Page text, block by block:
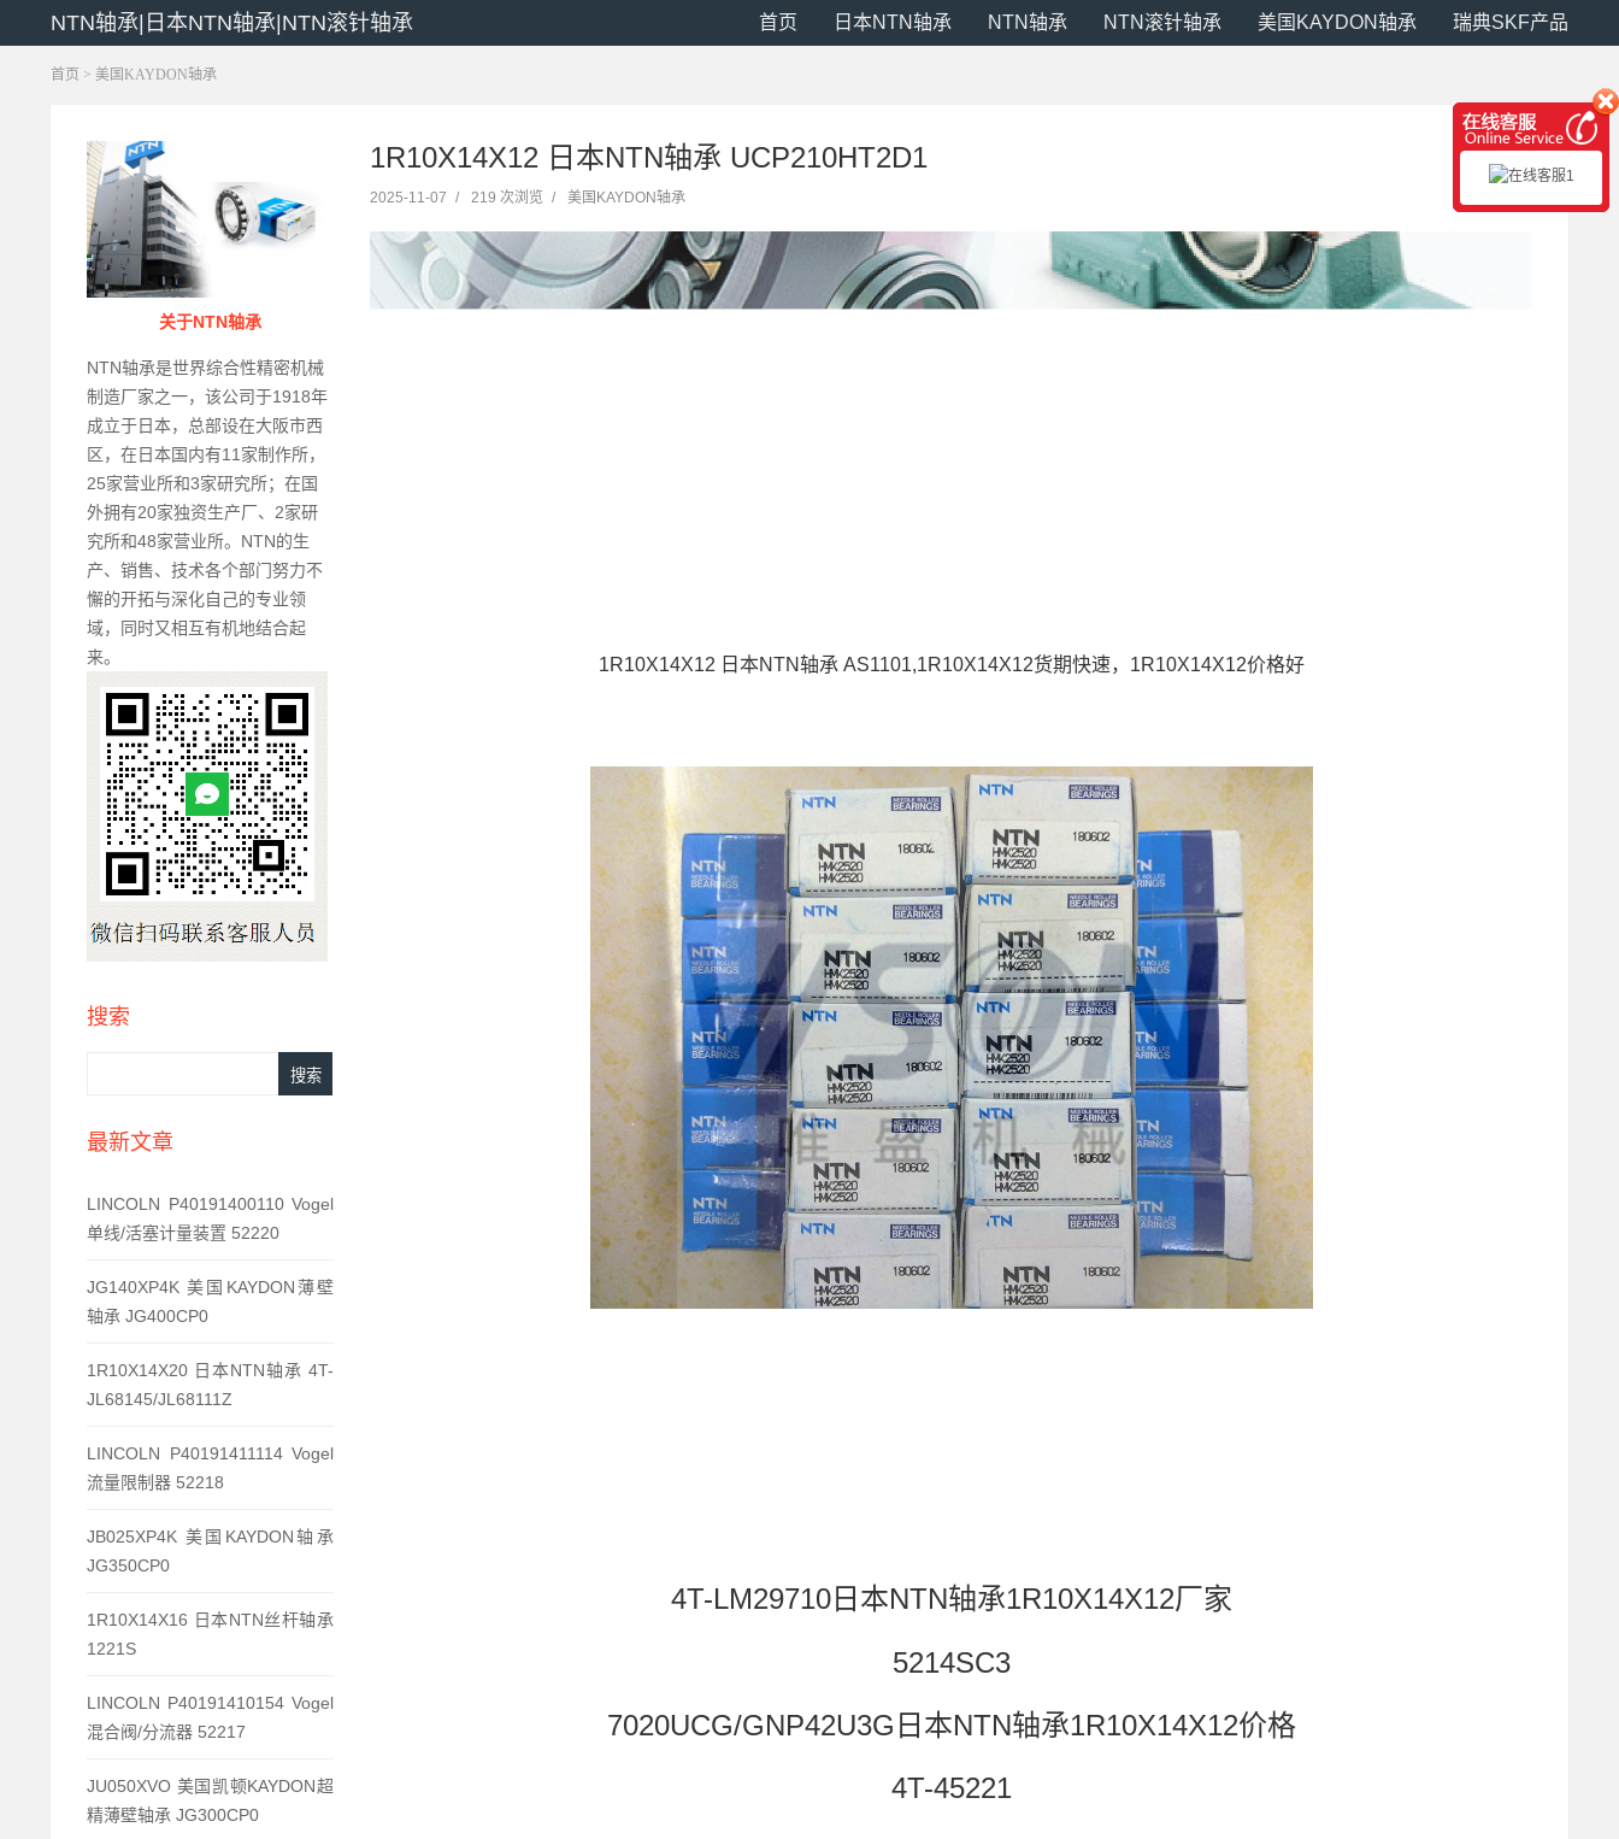
NTN轴承|日本NTN轴承|NTN滚针轴承 首页 日本NTN轴承 NTN轴承 NTN滚针轴承 美国KAYDON轴承 瑞典SKF产品
首页 > 美国KAYDON轴承
关于NTN轴承
NTN轴承是世界综合性精密机械
制造厂家之一，该公司于1918年
成立于日本，总部设在大阪市西
区，在日本国内有11家制作所，
25家营业所和3家研究所；在国
外拥有20家独资生产厂、2家研
究所和48家营业所。NTN的生
产、销售、技术各个部门努力不
懈的开拓与深化自己的专业领
域，同时又相互有机地结合起
来。
搜索
最新文章
LINCOLN P40191400110 Vogel
单线/活塞计量装置 52220
JG140XP4K 美国KAYDON薄壁
轴承 JG400CP0
1R10X14X20 日本NTN轴承 4T-
JL68145/JL68111Z
LINCOLN P40191411114 Vogel
流量限制器 52218
JB025XP4K 美国KAYDON轴承
JG350CP0
1R10X14X16 日本NTN丝杆轴承
1221S
LINCOLN P40191410154 Vogel
混合阀/分流器 52217
JU050XVO 美国凯顿KAYDON超
精薄壁轴承 JG300CP0
1R10X14X12 日本NTN轴承 UCP210HT2D1
2025-11-07 / 219 次浏览 / 美国KAYDON轴承
1R10X14X12 日本NTN轴承 AS1101,1R10X14X12货期快速，1R10X14X12价格好
4T-LM29710日本NTN轴承1R10X14X12厂家
5214SC3
7020UCG/GNP42U3G日本NTN轴承1R10X14X12价格
4T-45221